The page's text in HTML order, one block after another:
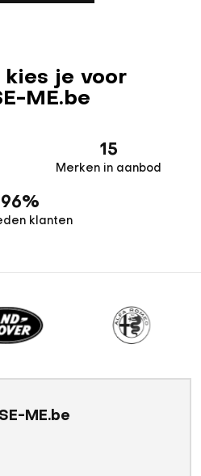
kies je voor
ME.be
15
Merken in aanbod
96%
klanten
ME.be